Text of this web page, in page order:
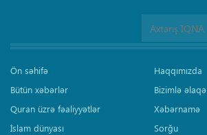
Ön səhifə
Bütün xəbərlər
Quran üzrə fəaliyyətlər
İslam dünyası
Haqqımızda
Bizimlə əlaqə
Xəbərnamə
Sorğu